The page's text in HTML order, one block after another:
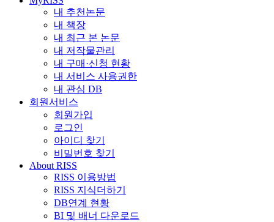
내 추천논문
내 책장
내 최근 본 논문
내 저작물관리
내 구매·신청 현황
내 서비스 사용권한
내 관심 DB
회원서비스
회원가입
로그인
아이디 찾기
비밀번호 찾기
About RISS
RISS 이용방법
RISS 지식더하기
DB연계 현황
BI 및 배너 다운로드